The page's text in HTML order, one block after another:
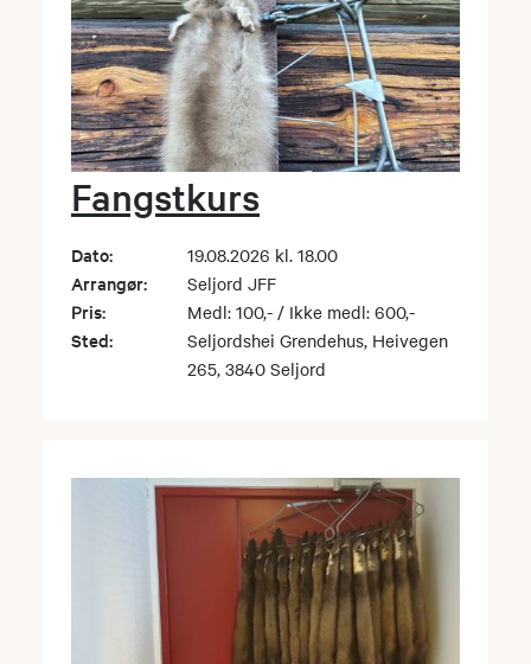
Fangstkurs
Dato: 19.08.2026 kl. 18.00
Arrangør: Seljord JFF
Pris: Medl: 100,- / Ikke medl: 600,-
Sted:
Seljordshei Grendehus, Heivegen
265, 3840 Seljord